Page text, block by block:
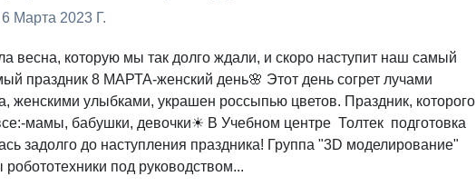
Марта 2023 Г.
весна, которую мы так долго ждали, и скоро наступит наш самый
праздник 8 МАРТА-женский день🌸 Этот день согрет лучами
женскими улыбками, украшен россыпью цветов. Праздник, которого
мамы, бабушки, девочки☀ В Учебном центре Толтек подготовка
задолго до наступления праздника! Группа "3D моделирование"
под руководством...